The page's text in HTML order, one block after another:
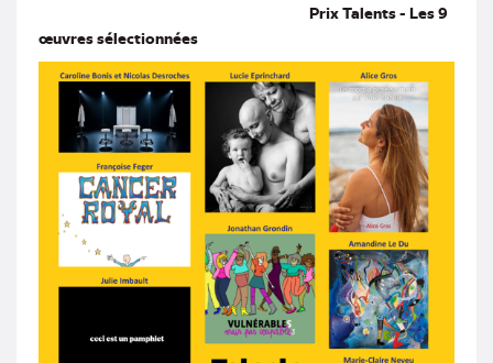
Prix Talents - Les 9
œuvres sélectionnées